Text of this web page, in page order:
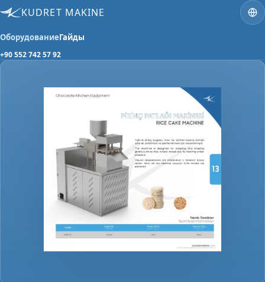
KUDRET MAKINE
ОборудованиеГайды
+90 552 742 57 92